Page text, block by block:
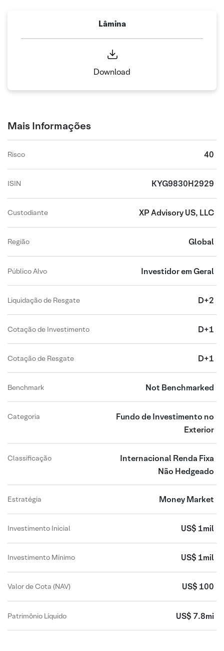
Lâmina
Download
Mais Informações
Risco 40
ISIN KYG9830H2929
Custodiante XP Advisory US, LLC
Região Global
Público Alvo Investidor em Geral
Liquidação de Resgate D+2
Cotação de Investimento D+1
Cotação de Resgate D+1
Benchmark Not Benchmarked
Categoria
Fundo de Investimento no
Exterior
Classificação
Internacional Renda Fixa
Não Hedgeado
Estratégia Money Market
Investimento Inicial US$ 1mil
Investimento Mínimo US$ 1mil
Valor de Cota (NAV) US$ 100
Patrimônio Líquido US$ 7.8mi